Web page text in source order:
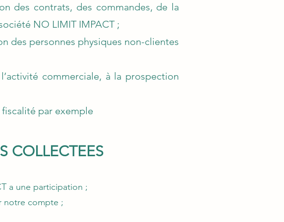
des contrats, des commandes, de la
NO LIMIT IMPACT ;
des personnes physiques non-clientes
commerciale, à la prospection
par exemple
COLLECTEES
a une participation ;
notre compte ;